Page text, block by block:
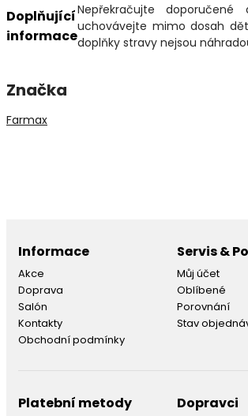
Doplňující
informace
Nepřekračujte doporučené
uchovávejte mimo dosah
doplňky stravy nejsou
Značka
Farmax
Informace
Akce
Doprava
Salón
Kontakty
Obchodní podmínky
Servis &
Můj účet
Oblíbené
Porovnání
Stav
Platební metody Dopravci